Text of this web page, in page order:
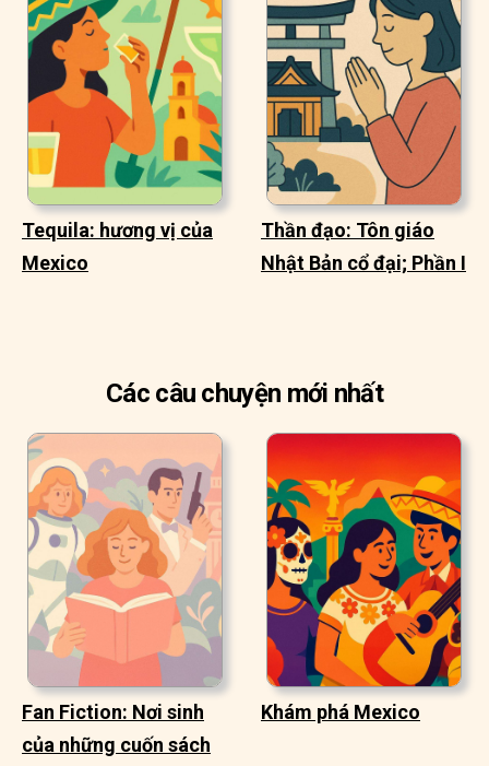
Tequila: hương vị của
Mexico
Thần đạo: Tôn giáo
Nhật Bản cổ đại; Phần I
Các câu chuyện mới nhất
Fan Fiction: Nơi sinh
của những cuốn sách
Khám phá Mexico